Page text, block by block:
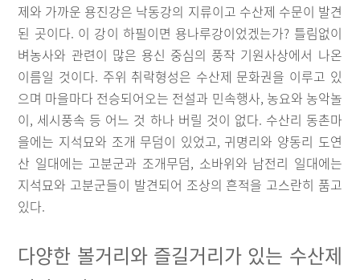
제와 가까운 용진강은 낙동강의 지류이고 수산제 수문이 발견
된 곳이다. 이 강이 하필이면 용나루강이었겠는가? 틀림없이
벼농사와 관련이 많은 용신 중심의 풍작 기원사상에서 나온
이름일 것이다. 주위 취락형성은 수산제 문화권을 이루고 있
으며 마을마다 전승되어오는 전설과 민속행사, 농요와 농악놀
이, 세시풍속 등 어느 것 하나 버릴 것이 없다. 수산리 동촌마
을에는 지석묘와 조개 무덤이 있었고, 귀명리와 양동리 도연
산 일대에는 고분군과 조개무덤, 소바위와 남전리 일대에는
지석묘와 고분군들이 발견되어 조상의 흔적을 고스란히 품고
있다.
다양한 볼거리와 즐길거리가 있는 수산제